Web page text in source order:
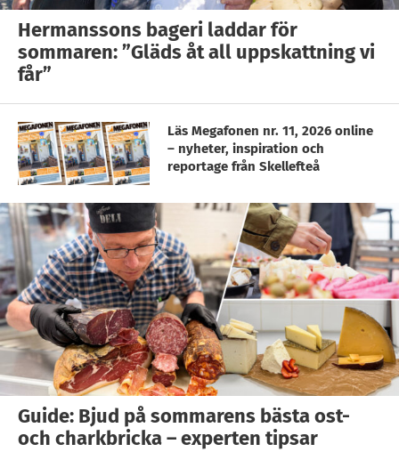
Hermanssons bageri laddar för
sommaren: ”Gläds åt all uppskattning vi
får”
Läs Megafonen nr. 11, 2026 online
– nyheter, inspiration och
reportage från Skellefteå
Guide: Bjud på sommarens bästa ost-
och charkbricka – experten tipsar